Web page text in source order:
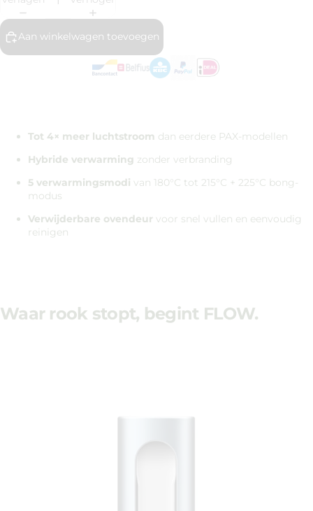
Aan winkelwagen toevoegen
Tot 4× meer luchtstroom dan eerdere PAX-modellen
Hybride verwarming zonder verbranding
5 verwarmingsmodi van 180°C tot 215°C + 225°C bong-
modus
Verwijderbare ovendeur voor snel vullen en eenvoudig
reinigen
Waar rook stopt, begint FLOW.